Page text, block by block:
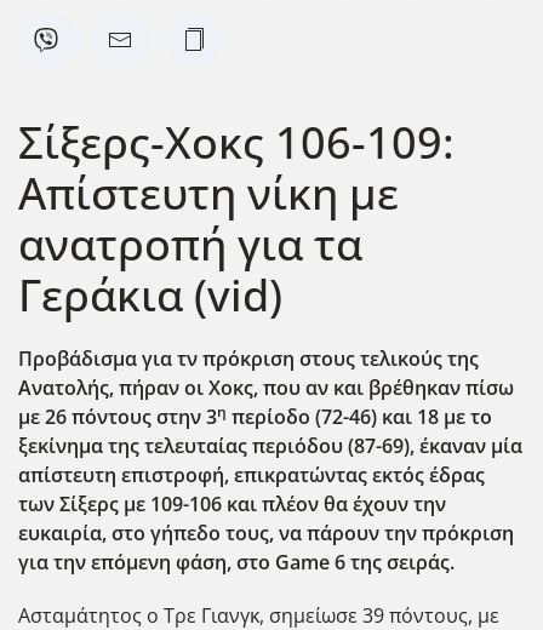
Σίξερς-Χοκς 106-109:
Απίστευτη νίκη με
ανατροπή για τα
Γεράκια (vid)
Προβάδισμα για τν πρόκριση στους τελικούς της
Ανατολής, πήραν οι Χοκς, που αν και βρέθηκαν πίσω
με 26 πόντους στην 3η περίοδο (72-46) και 18 με το
ξεκίνημα της τελευταίας περιόδου (87-69), έκαναν μία
απίστευτη επιστροφή, επικρατώντας εκτός έδρας
των Σίξερς με 109-106 και πλέον θα έχουν την
ευκαιρία, στο γήπεδο τους, να πάρουν την πρόκριση
για την επόμενη φάση, στο Game 6της σειράς.
Ασταμάτητος ο Τρε Γιανγκ, σημείωσε 39 πόντους, με